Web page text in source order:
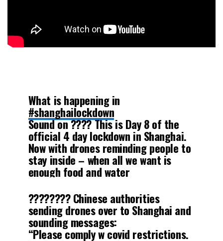
What is happening in
#shanghailockdown
Sound on ???? This is Day 8 of the
official 4 day lockdown in Shanghai.
Now with drones reminding people to
stay inside – when all we want is
enough food and water
#Cyberpunk2077
pic.twitter.com/2kCDCeiH7b
— Jeeeeen (@JeeenInExile)April 8,
???????? Chinese authorities
sending drones over to Shanghai and
sounding messages:
“Please comply w covid restrictions.